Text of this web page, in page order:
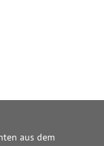
aus dem